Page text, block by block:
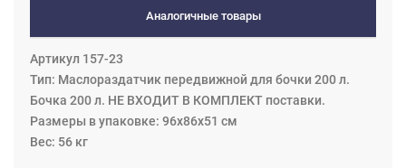
маслораздаточный повышенной производительности с
каплеуловителем, артикул 16724; шланг
соединительный 1,5 м. x 1/2” артикул 1278261; тележка
усиленная большой грузоподъёмности артикул 26757
для транспортировки 200 л. бочек (Тележка оснащена
двумя пневматическими колесами ø 260 мм на
Аналогичные товары
Артикул 157-23
Тип: Маслораздатчик передвижной для бочки 200 л.
Бочка 200 л. НЕ ВХОДИТ В КОМПЛЕКТ поставки.
Размеры в упаковке: 96х86х51 см
Вес: 56 кг